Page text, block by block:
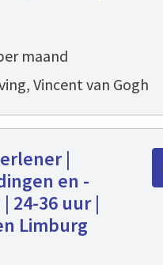
maand
Vincent van Gogh
|
en -
24-36 uur |
Limburg